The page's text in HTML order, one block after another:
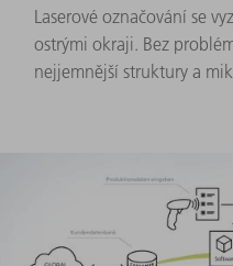
Laserové označování se
ostrými okraji. Bez
nejjemnější struktury a